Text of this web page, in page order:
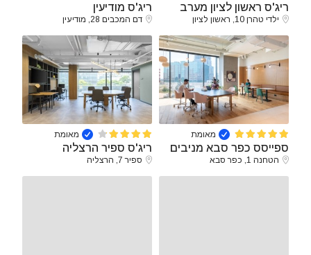
ריג'ס ראשון לציון מערב
ילדי טהרן 10, ראשון לציון
ריג'ס מודיעין
דם המכבים 28, מודיעין
מאומת
ספייסס כפר סבא מניבים
הטחנה 1, כפר סבא
מאומת
ריג'ס ספיר הרצליה
ספיר 7, הרצליה